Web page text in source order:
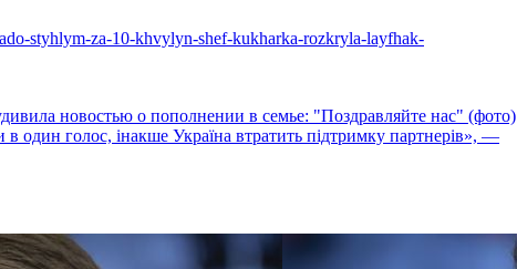
styhlym-za-10-khvylyn-shef-kukharka-rozkryla-layfhak-
новостью о пополнении в семье: "Поздравляйте нас" (фото)
один голос, інакше Україна втратить підтримку партнерів», —